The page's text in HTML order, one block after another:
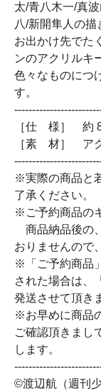
太/青八木一/真
八/新開隼人の描
お出かけ先でた
ンのアクリルキ
色々なものにつ
す。
［仕 様］ 約
［素 材］ ア
※実際の商品と
了承ください。
※ご予約商品の
商品納品後の
おりませんので
※「ご予約商品
された場合は、
発送させて頂き
※お早めに商品
ご確認頂きまし
します。
©渡辺航（週刊